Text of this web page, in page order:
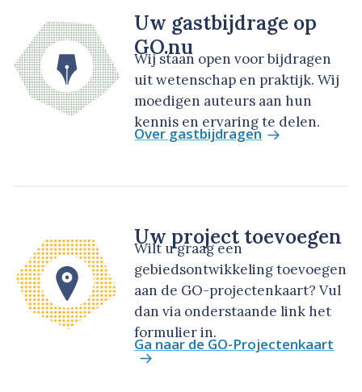
Uw gastbijdrage op
GO.nu
Wij staan open voor bijdragen
uit wetenschap en praktijk. Wij
moedigen auteurs aan hun
kennis en ervaring te delen.
Over gastbijdragen
Uw project toevoegen
Wilt u graag een
gebiedsontwikkeling toevoegen
aan de GO-projectenkaart? Vul
dan via onderstaande link het
formulier in.
Ga naar de GO-Projectenkaart